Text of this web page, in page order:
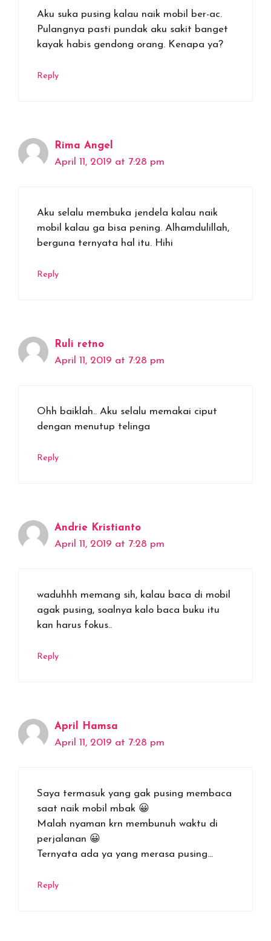
Aku suka pusing kalau naik mobil ber-ac.
Pulangnya pasti pundak aku sakit banget
kayak habis gendong orang. Kenapa ya?
Reply
Rima Angel
April 11, 2019 at 7:28 pm
Aku selalu membuka jendela kalau naik
mobil kalau ga bisa pening. Alhamdulillah,
berguna ternyata hal itu. Hihi
Reply
Ruli retno
April 11, 2019 at 7:28 pm
Ohh baiklah.. Aku selalu memakai ciput
dengan menutup telinga
Reply
Andrie Kristianto
April 11, 2019 at 7:28 pm
waduhhh memang sih, kalau baca di mobil
agak pusing, soalnya kalo baca buku itu
kan harus fokus..
Reply
April Hamsa
April 11, 2019 at 7:28 pm
Saya termasuk yang gak pusing membaca
saat naik mobil mbak 😀
Malah nyaman krn membunuh waktu di
perjalanan 😀
Ternyata ada ya yang merasa pusing…
Reply